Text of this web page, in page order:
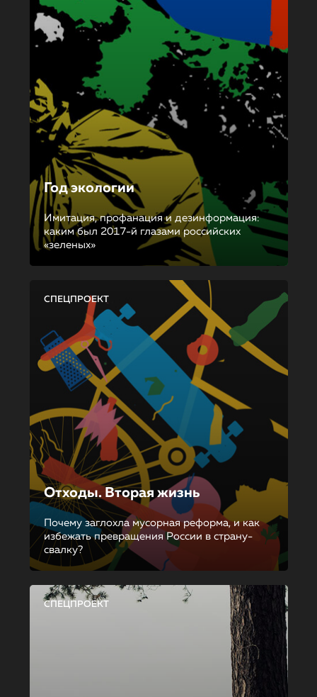
Год экологии
Имитация, профанация и дезинформация:
каким был 2017-й глазами российских
«зеленых»
СПЕЦПРОЕКТ
Отходы. Вторая жизнь
Почему заглохла мусорная реформа, и как
избежать превращения России в страну-
свалку?
СПЕЦПРОЕКТ